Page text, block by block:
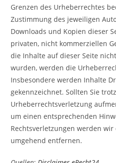
Grenzen des Urheberrechtes
Zustimmung des jeweiligen
Downloads und Kopien dieser
privaten, nicht kommerziellen
die Inhalte auf dieser Seite
wurden, werden die
Insbesondere werden Inhalte
gekennzeichnet. Sollten Sie
Urheberrechtsverletzung
um einen entsprechenden
Rechtsverletzungen werden
umgehend entfernen.